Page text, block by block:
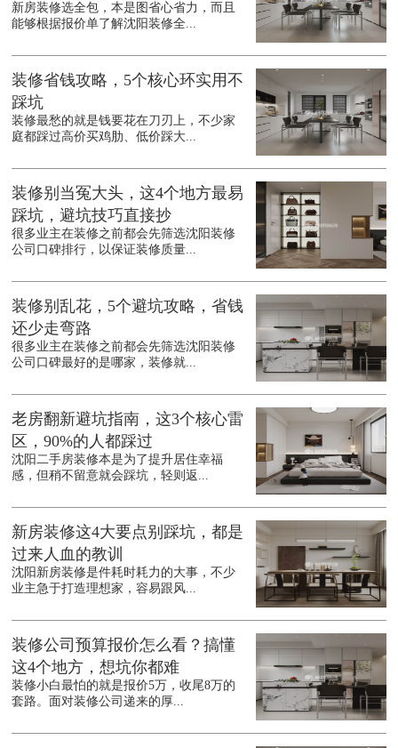
新房装修选全包，本是图省心省力，而且
能够根据报价单了解沈阳装修全...
装修省钱攻略，5个核心环实用不
踩坑
装修最愁的就是钱要花在刀刃上，不少家
庭都踩过高价买鸡肋、低价踩大...
装修别当冤大头，这4个地方最易
踩坑，避坑技巧直接抄
很多业主在装修之前都会先筛选沈阳装修
公司口碑排行，以保证装修质量...
装修别乱花，5个避坑攻略，省钱
还少走弯路
很多业主在装修之前都会先筛选沈阳装修
公司口碑最好的是哪家，装修就...
老房翻新避坑指南，这3个核心雷
区，90%的人都踩过
沈阳二手房装修本是为了提升居住幸福
感，但稍不留意就会踩坑，轻则返...
新房装修这4大要点别踩坑，都是
过来人血的教训
沈阳新房装修是件耗时耗力的大事，不少
业主急于打造理想家，容易跟风...
装修公司预算报价怎么看？搞懂
这4个地方，想坑你都难
装修小白最怕的就是报价5万，收尾8万的
套路。面对装修公司递来的厚...